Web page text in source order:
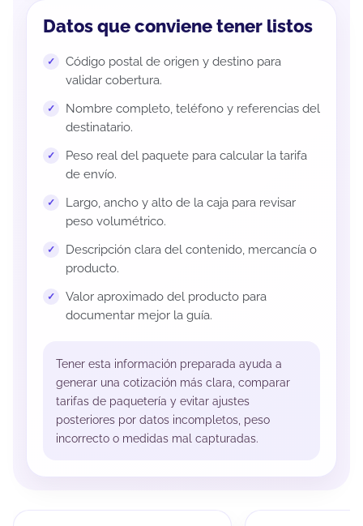
Datos que conviene tener listos
Código postal de origen y destino para
validar cobertura.
Nombre completo, teléfono y referencias del
destinatario.
Peso real del paquete para calcular la tarifa
de envío.
Largo, ancho y alto de la caja para revisar
peso volumétrico.
Descripción clara del contenido, mercancía o
producto.
Valor aproximado del producto para
documentar mejor la guía.
Tener esta información preparada ayuda a
generar una cotización más clara, comparar
tarifas de paquetería y evitar ajustes
posteriores por datos incompletos, peso
incorrecto o medidas mal capturadas.